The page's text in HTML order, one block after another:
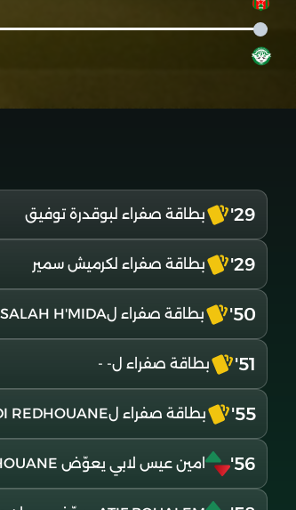
29' بطاقة صفراء لبوقدرة توفيق
29' بطاقة صفراء لكرميش سمير
50' بطاقة صفراء لSALAH H'MIDA
51' بطاقة صفراء ل- -
55' بطاقة صفراء لBOUHADJA MAHDI REDHOUANE
56' امين عيس لابي يعوّض BOUHADJA MAHDI REDHOUANE